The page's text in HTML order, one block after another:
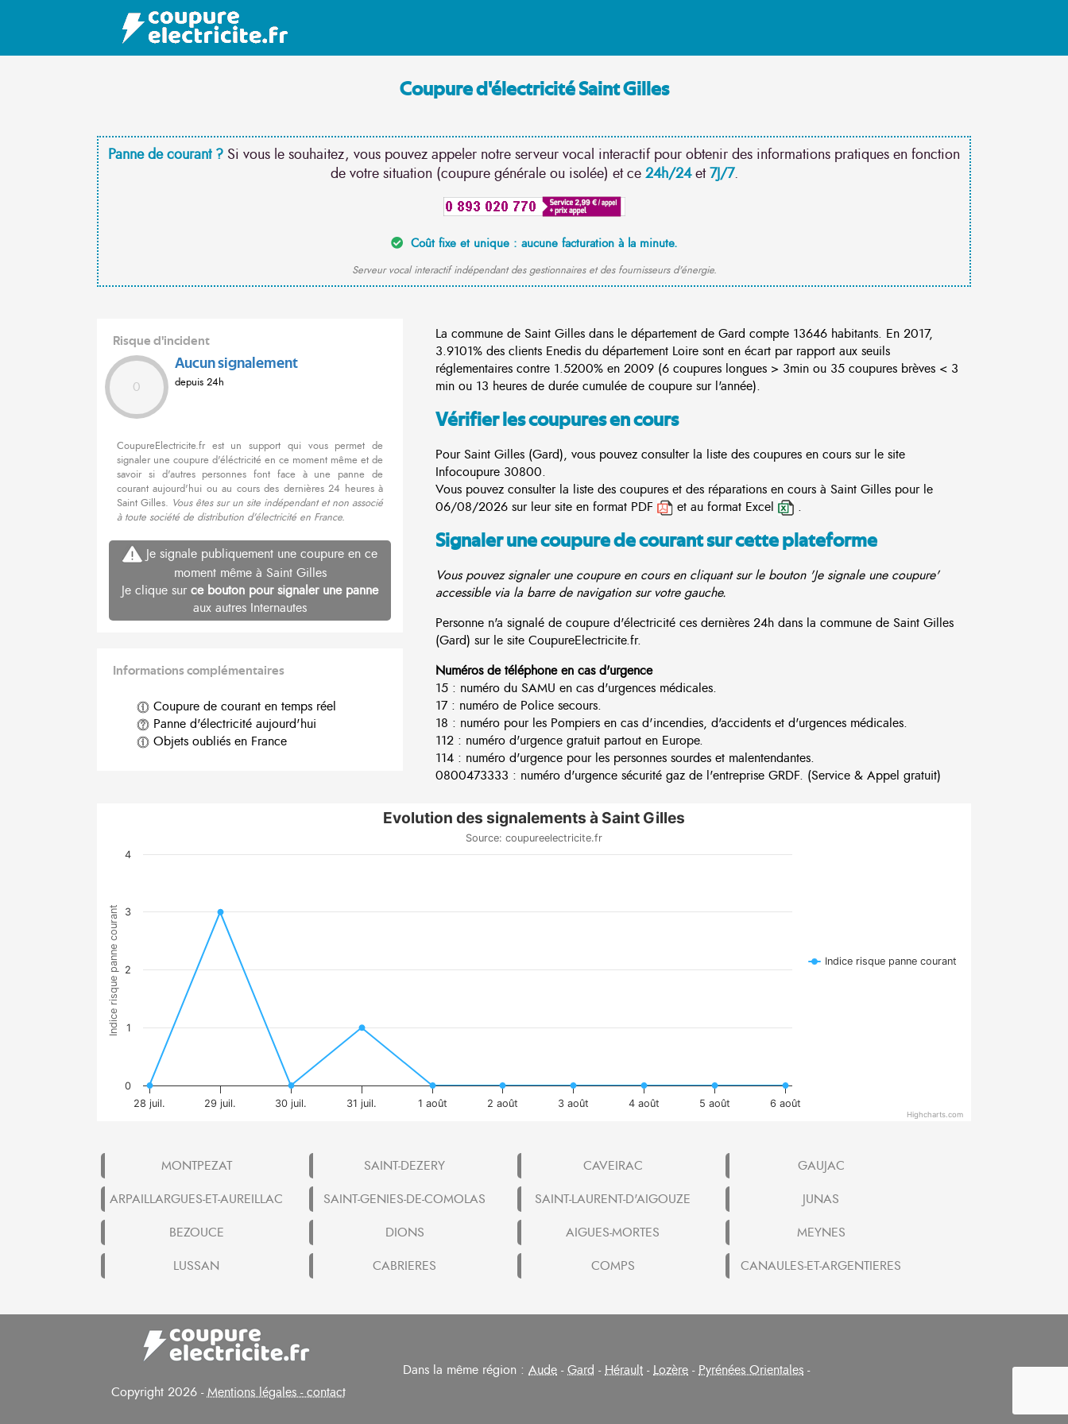
Coupure d'électricité Saint Gilles
Panne de courant ? Si vous le souhaitez, vous pouvez appeler notre serveur vocal interactif pour obtenir des informations pratiques en fonction
de votre situation (coupure générale ou isolée) et ce 24h/24et7J/7.
Coût fixe et unique : aucune facturation à la minute.
Serveur vocal interactif indépendant des gestionnaires et des fournisseurs d'énergie.
Risque d'incident
0
Aucun signalement
depuis 24h
CoupureElectricite.fr est un support qui vous permet de
signaler une coupure d'éléctricité en ce moment même et de
savoir si d'autres personnes font face à une panne de
courant aujourd'hui ou au cours des dernières 24 heures à
Saint Gilles. Vous êtes sur un site indépendant et non associé
à toute société de distribution d'électricité en France.
Je signale publiquement une coupure en ce
moment même à Saint Gilles
Je clique sur ce bouton pour signaler une panne
aux autres Internautes
Informations complémentaires
Coupure de courant en temps réel
Panne d'électricité aujourd'hui
Objets oubliés en France
La commune de Saint Gilles dans le département de Gard compte 13646 habitants. En 2017,
3.9101% des clients Enedis du département Loire sont en écart par rapport aux seuils
réglementaires contre 1.5200% en 2009 (6 coupures longues > 3min ou 35 coupures brèves < 3
min ou 13 heures de durée cumulée de coupure sur l'année).
Vérifier les coupures en cours
Pour Saint Gilles (Gard), vous pouvez consulter la liste des coupures en cours sur le site
Infocoupure 30800.
Vous pouvez consulter la liste des coupures et des réparations en cours à Saint Gilles pour le
06/08/2026 sur leur site en format PDF
et au format Excel .
Signaler une coupure de courant sur cette plateforme
Vous pouvez signaler une coupure en cours en cliquant sur le bouton 'Je signale une coupure'
accessible via la barre de navigation sur votre gauche.
Personne n'a signalé de coupure d'électricité ces dernières 24h dans la commune de Saint Gilles
(Gard) sur le site CoupureElectricite.fr.
Numéros de téléphone en cas d'urgence
15 : numéro du SAMU en cas d'urgences médicales.
17 : numéro de Police secours.
18 : numéro pour les Pompiers en cas d'incendies, d'accidents et d'urgences médicales.
112 : numéro d'urgence gratuit partout en Europe.
114 : numéro d'urgence pour les personnes sourdes et malentendantes.
0800473333 : numéro d'urgence sécurité gaz de l'entreprise GRDF. (Service & Appel gratuit)
Indice risque panne courant
Evolution des signalements à Saint Gilles
Source: coupureelectricite.fr
Indice risque panne courant
28 juil. 29 juil. 30 juil. 31 juil. 1 août 2 août 3 août 4 août 5 août 6 août
0
1
2
3
4
Highcharts.com
MONTPEZAT SAINT-DEZERY CAVEIRAC
GAUJAC
ARPAILLARGUES-ET-AUREILLAC
SAINT-GENIES-DE-COMOLAS SAINT-LAURENT-D'AIGOUZE
JUNAS
BEZOUCE
DIONS AIGUES-MORTES
MEYNES
LUSSAN
CABRIERES COMPS CANAULES-ET-ARGENTIERES
Copyright 2026 -Mentions légales - contact
Dans la même région : Aude -Gard -Hérault -Lozère -Pyrénées Orientales -